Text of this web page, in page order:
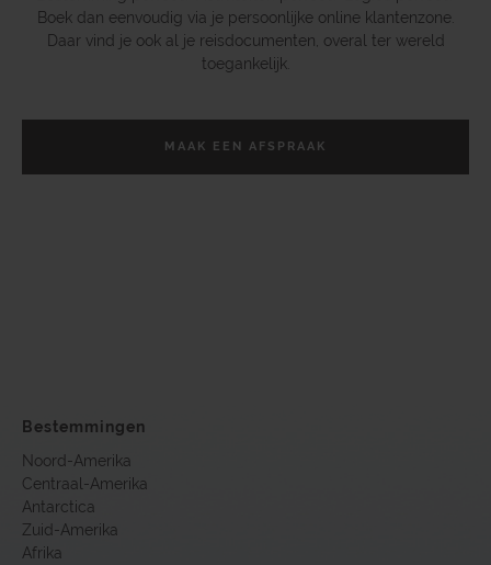
Boek dan eenvoudig via je persoonlijke online klantenzone.
Daar vind je ook al je reisdocumenten, overal ter wereld
toegankelijk.
MAAK EEN AFSPRAAK
Bestemmingen
Noord-Amerika
Centraal-Amerika
Antarctica
Zuid-Amerika
Afrika